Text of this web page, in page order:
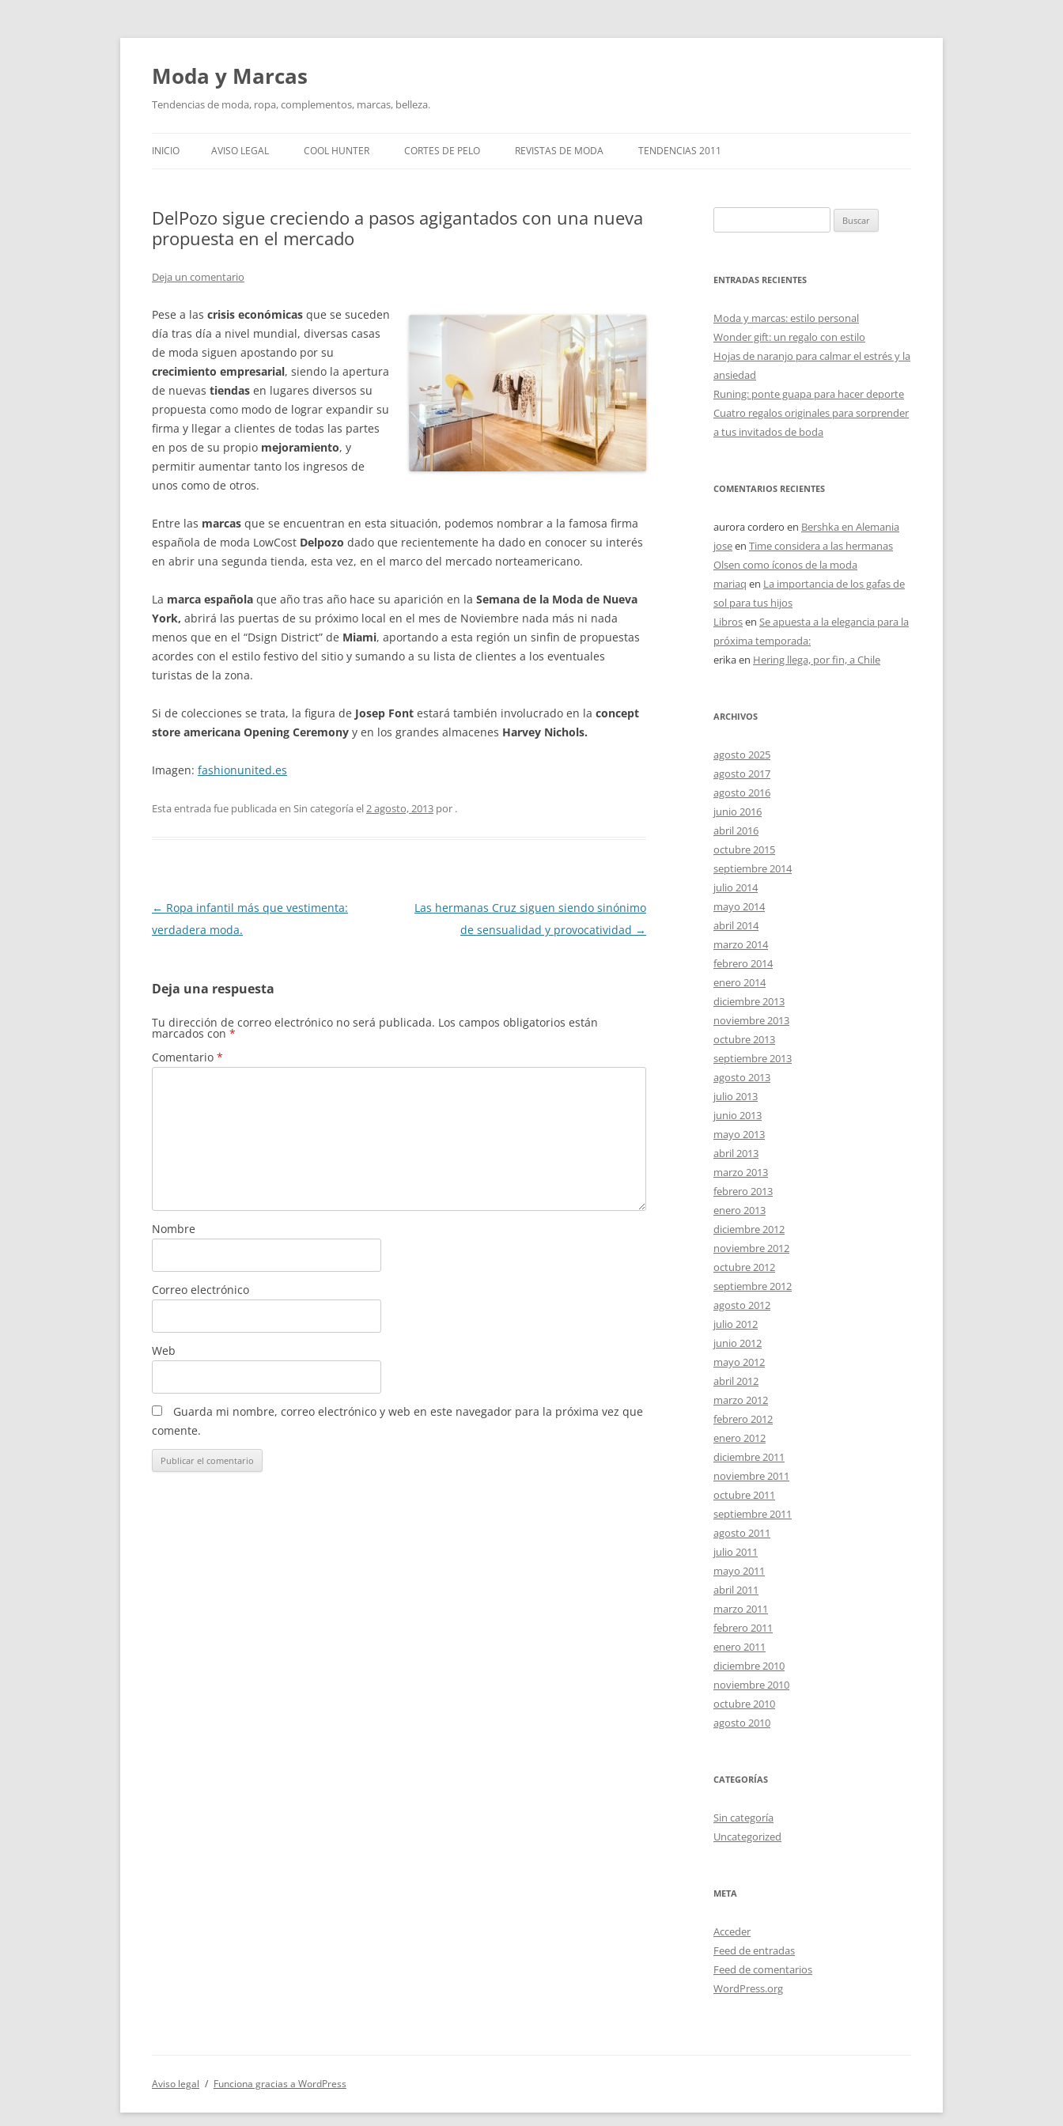
Saltar
contenido
Moda y Marcas
Tendencias de moda, ropa, complementos, marcas, belleza.
INICIO AVISO LEGAL COOL HUNTER CORTES DE PELO REVISTAS DE MODA TENDENCIAS 2011
DelPozo sigue creciendo a pasos agigantados con una nueva
propuesta en el mercado
Deja un comentario
Pese a las crisis económicas que se suceden
día tras día a nivel mundial, diversas casas
de moda siguen apostando por su
crecimiento empresarial, siendo la apertura
de nuevas tiendas en lugares diversos su
propuesta como modo de lograr expandir su
firma y llegar a clientes de todas las partes
en pos de su propio mejoramiento, y
permitir aumentar tanto los ingresos de
unos como de otros.
Entre las marcas que se encuentran en esta situación, podemos nombrar a la famosa firma
española de moda LowCost Delpozo dado que recientemente ha dado en conocer su interés
en abrir una segunda tienda, esta vez, en el marco del mercado norteamericano.
La marca española que año tras año hace su aparición en la Semana de la Moda de Nueva
York, abrirá las puertas de su próximo local en el mes de Noviembre nada más ni nada
menos que en el “Dsign District” de Miami, aportando a esta región un sinfin de propuestas
acordes con el estilo festivo del sitio y sumando a su lista de clientes a los eventuales
turistas de la zona.
Si de colecciones se trata, la figura de Josep Font estará también involucrado en la concept
store americana Opening Ceremony y en los grandes almacenes Harvey Nichols.
Imagen: fashionunited.es
Esta entrada fue publicada en Sin categoría el2 agosto, 2013 por .
Navegación
de
← Ropa infantil más que vestimenta:
verdadera moda.
Las hermanas Cruz siguen siendo sinónimo
de sensualidad y provocatividad →
Deja una respuesta
Tu dirección de correo electrónico no será publicada. Los campos obligatorios están
marcados con *
Comentario *
Nombre
Correo electrónico
Web
Guarda mi nombre, correo electrónico y web en este navegador para la próxima vez que
comente.
ENTRADAS RECIENTES
Moda y marcas: estilo personal
Wonder gift: un regalo con estilo
Hojas de naranjo para calmar el estrés y la
ansiedad
Runing: ponte guapa para hacer deporte
Cuatro regalos originales para sorprender
a tus invitados de boda
COMENTARIOS RECIENTES
aurora cordero en Bershka en Alemania
joseen Time considera a las hermanas
Olsen como íconos de la moda
mariaq en La importancia de los gafas de
sol para tus hijos
Librosen Se apuesta a la elegancia para la
próxima temporada:
erikaen Hering llega, por fin, a Chile
ARCHIVOS
agosto 2025
agosto 2017
agosto 2016
junio 2016
abril 2016
octubre 2015
septiembre 2014
julio 2014
mayo 2014
abril 2014
marzo 2014
febrero 2014
enero 2014
diciembre 2013
noviembre 2013
octubre 2013
septiembre 2013
agosto 2013
julio 2013
junio 2013
mayo 2013
abril 2013
marzo 2013
febrero 2013
enero 2013
diciembre 2012
noviembre 2012
octubre 2012
septiembre 2012
agosto 2012
julio 2012
junio 2012
mayo 2012
abril 2012
marzo 2012
febrero 2012
enero 2012
diciembre 2011
noviembre 2011
octubre 2011
septiembre 2011
agosto 2011
julio 2011
mayo 2011
abril 2011
marzo 2011
febrero 2011
enero 2011
diciembre 2010
noviembre 2010
octubre 2010
agosto 2010
CATEGORÍAS
Sin categoría
Uncategorized
META
Acceder
Feed de entradas
Feed de comentarios
WordPress.org
Aviso legal Funciona gracias a WordPress